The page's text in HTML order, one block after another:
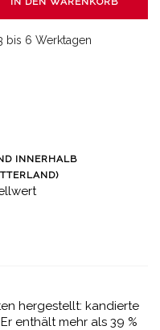
bis 6 Werktagen
INNERHALB
hergestellt: kandierte
enthält mehr als 39 %